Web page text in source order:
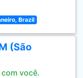
Brazil
(São
você.